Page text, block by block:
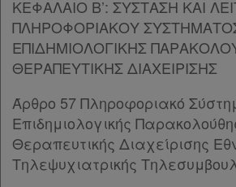
Παρ.2
Παρ.3
ΚΕΦΑΛΑΙΟ Β’ [-]
Άρθρο 83 [-]
Παρ.2
Παρ.3
Παρ.4
Παρ.5
ΚΕΦΑΛΑΙΟ Β’: ΣΥΣΤΑΣΗ ΚΑΙ
ΠΛΗΡΟΦΟΡΙΑΚΟΥ
ΕΠΙΔΗΜΙΟΛΟΓΙΚΗΣ
ΘΕΡΑΠΕΥΤΙΚΗΣ ΔΙΑΧΕΙΡΙΣΗΣ
Άρθρο 57 Πληροφοριακό
Επιδημιολογικής
Θεραπευτικής Διαχείρισης
Τηλεψυχιατρικής